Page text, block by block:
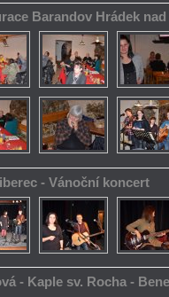
Barandov Hrádek
- Vánoční koncert
- Kaple sv. Rocha -